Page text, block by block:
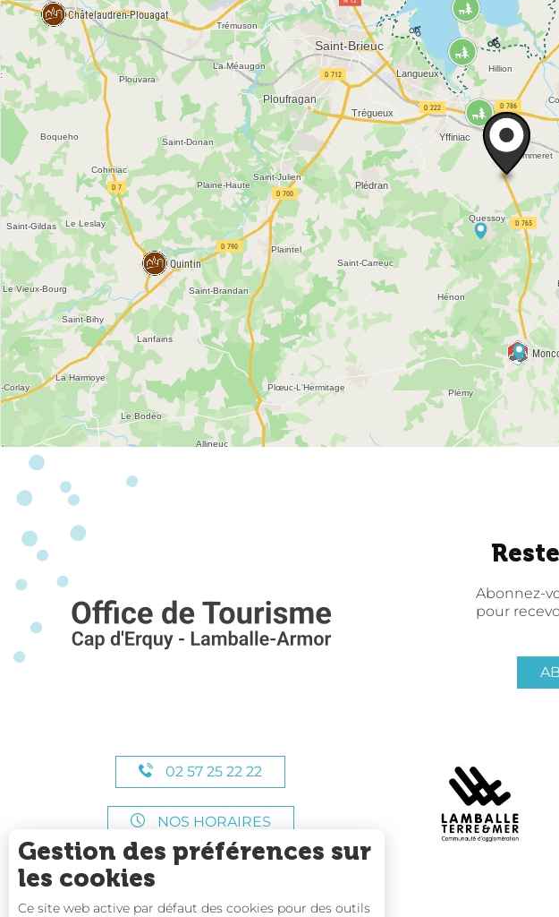
02 57 25 22 22
NOS HORAIRES
Abonnez-
pour
Gestion des préférences sur
les cookies
Ce site web active par défaut des cookies pour des outils